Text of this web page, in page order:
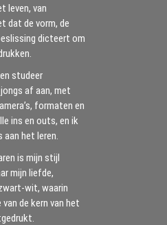
leven, van
dat de vorm, de
dicteert om
studeer
af aan, met
formaten en
ins en outs, en ik
aan het leren.
is mijn stijl
mijn liefde,
wit, waarin
de kern van het